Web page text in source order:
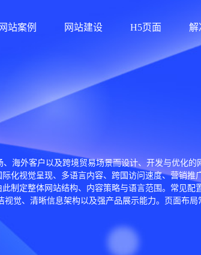
网站案例 网站建设 H5页面 解
、海外客户以及跨境贸易场景而设计、开发与优
化视觉呈现、多语言内容、跨国访问速度、营销
制定整体网站结构、内容策略与语言范围。常见
觉、清晰信息架构以及强产品展示能力。页面布
键信息。 技术层面，外贸网站通常采用 HTML5、
布式部署、缓存策略优化，并确保 HTTPS 安全协
、阿拉伯 Baidu-like 搜索系统等。优化内容涵
升排名，带来稳定询盘。 此外，外贸网站常与询